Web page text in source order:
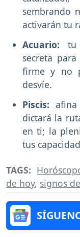
sembrando
activarán tu
Acuario: tu
secreta
firme y no
desvíe.
Piscis:
dictará la
en ti; la
tus
TAGS:
de hoy, signos